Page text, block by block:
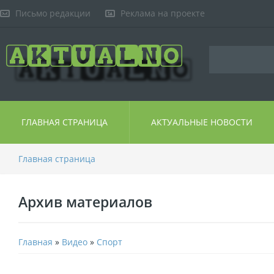
Письмо редакции Реклама на проекте
ГЛАВНАЯ СТРАНИЦА АКТУАЛЬНЫЕ НОВОСТИ
Главная страница
Архив материалов
Главная » Видео » Спорт